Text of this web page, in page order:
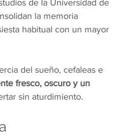
de la Universidad de
la memoria
habitual con un mayor
del sueño, cefaleas e
fresco, oscuro y un
sin aturdimiento.